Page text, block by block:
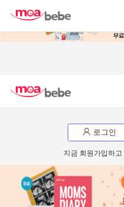
로그인
지금 회원가입하